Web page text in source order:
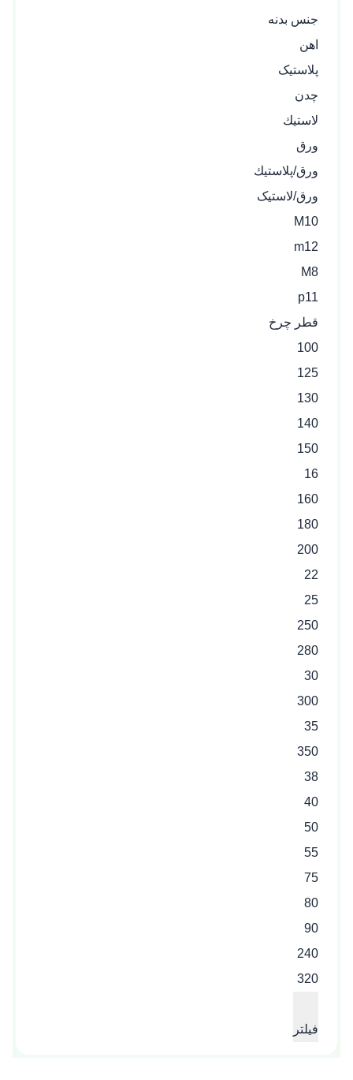
جنس بدنه
اهن
پلاستیک
چدن
لاستيك
ورق
ورق/پلاستيك
ورق/لاستیک
M10
m12
M8
p11
قطر چرخ
100
125
130
140
150
16
160
180
200
22
25
250
280
30
300
35
350
38
40
50
55
75
80
90
240
320
فیلتر